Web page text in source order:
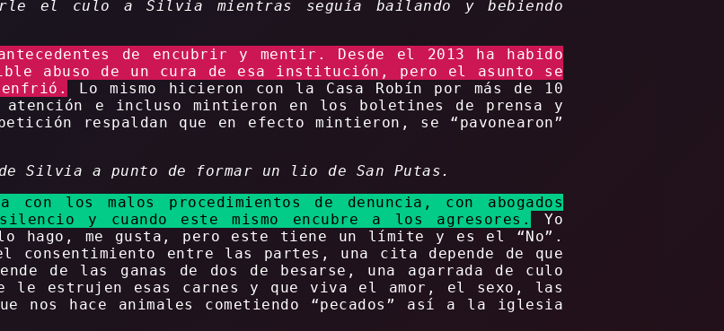
el culo a Silvia mientras seguía bailando y bebiendo
de encubrir y mentir. Desde el 2013 ha habido
abuso de un cura de esa institución, pero el asunto se
Lo mismo hicieron con la Casa Robín por más de 10
e incluso mintieron en los boletines de prensa y
respaldan que en efecto mintieron, se “pavonearon”
Silvia a punto de formar un lio de San Putas.
los malos procedimientos de denuncia, con abogados
y cuando este mismo encubre a los agresores.
Yo
hago, me gusta, pero este tiene un límite y es el “No”.
consentimiento entre las partes, una cita depende de que
de las ganas de dos de besarse, una agarrada de culo
le estrujen esas carnes y que viva el amor, el sexo, las
nos hace animales cometiendo “pecados” así a la iglesia